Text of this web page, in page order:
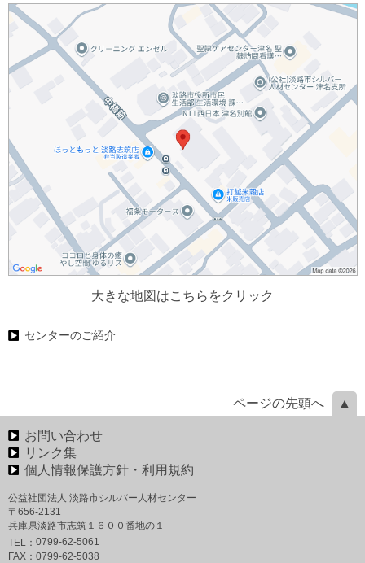
大きな地図はこちらをクリック
センターのご紹介
ページの先頭へ
お問い合わせ
リンク集
個人情報保護方針・利用規約
公益社団法人 淡路市シルバー人材センター
〒656-2131
兵庫県淡路市志筑１６００番地の１
TEL： 0799-62-5061
FAX： 0799-62-5038